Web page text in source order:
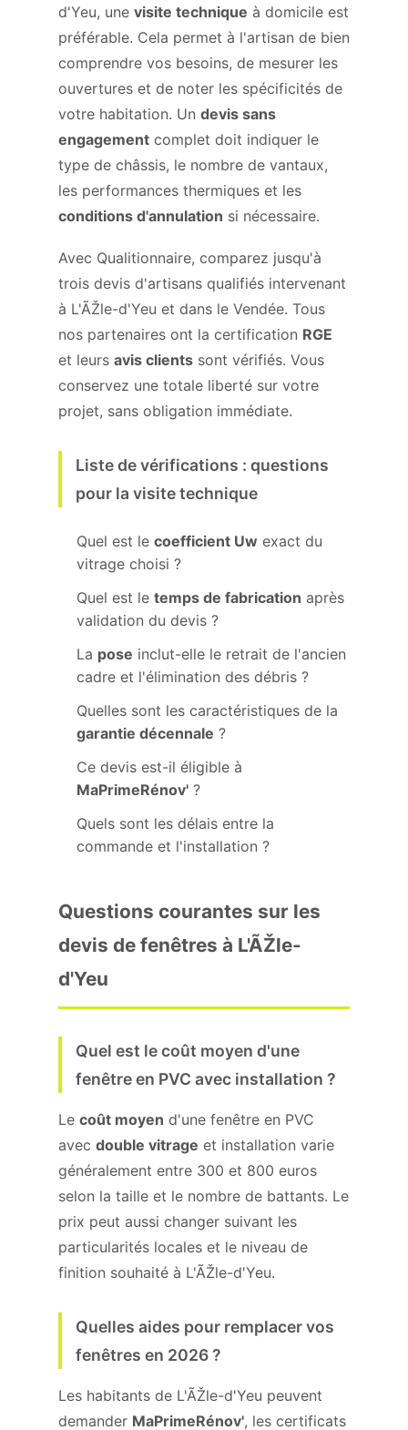
d'Yeu, une visite technique à domicile est
préférable. Cela permet à l'artisan de bien
comprendre vos besoins, de mesurer les
ouvertures et de noter les spécificités de
votre habitation. Un devis sans
engagement complet doit indiquer le
type de châssis, le nombre de vantaux,
les performances thermiques et les
conditions d'annulation si nécessaire.
Avec Qualitionnaire, comparez jusqu'à
trois devis d'artisans qualifiés intervenant
à L'ÃŽle-d'Yeu et dans le Vendée. Tous
nos partenaires ont la certification RGE
et leurs avis clients sont vérifiés. Vous
conservez une totale liberté sur votre
projet, sans obligation immédiate.
Liste de vérifications : questions
pour la visite technique
Quel est le coefficient Uw exact du
vitrage choisi ?
Quel est le temps de fabrication après
validation du devis ?
La pose inclut-elle le retrait de l'ancien
cadre et l'élimination des débris ?
Quelles sont les caractéristiques de la
garantie décennale ?
Ce devis est-il éligible à
MaPrimeRénov' ?
Quels sont les délais entre la
commande et l'installation ?
Questions courantes sur les
devis de fenêtres à L'ÃŽle-
d'Yeu
Quel est le coût moyen d'une
fenêtre en PVC avec installation ?
Le coût moyen d'une fenêtre en PVC
avec double vitrage et installation varie
généralement entre 300 et 800 euros
selon la taille et le nombre de battants. Le
prix peut aussi changer suivant les
particularités locales et le niveau de
finition souhaité à L'ÃŽle-d'Yeu.
Quelles aides pour remplacer vos
fenêtres en 2026 ?
Les habitants de L'ÃŽle-d'Yeu peuvent
demander MaPrimeRénov', les certificats